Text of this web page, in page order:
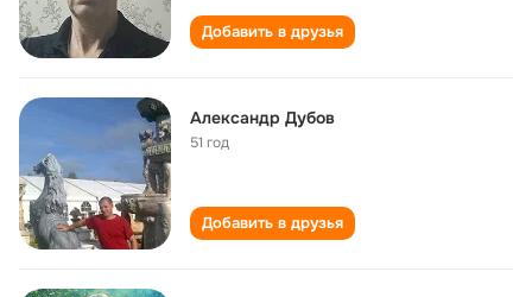
Добавить в друзья
Александр Дубов
51 год
Добавить в друзья